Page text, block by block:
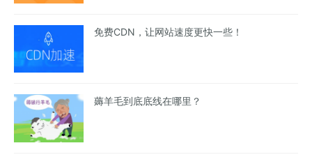
免费CDN，让网站速度更快一些！
薅羊毛到底底线在哪里？